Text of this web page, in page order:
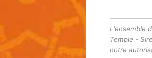
L'ensemble
Temple -
notre